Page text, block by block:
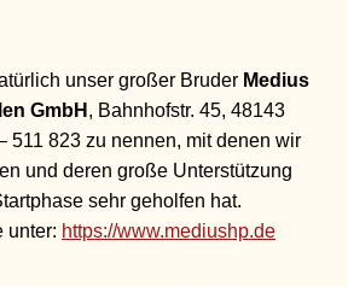
unser großer Bruder Medius
GmbH , Bahnhofstr. 45, 48143
511 823 zu nennen, mit denen wir
und deren große Unterstützung
sehr geholfen hat.
unter: https://www.mediushp.de